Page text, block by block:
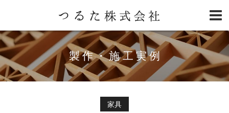
製作・施工実例
家具